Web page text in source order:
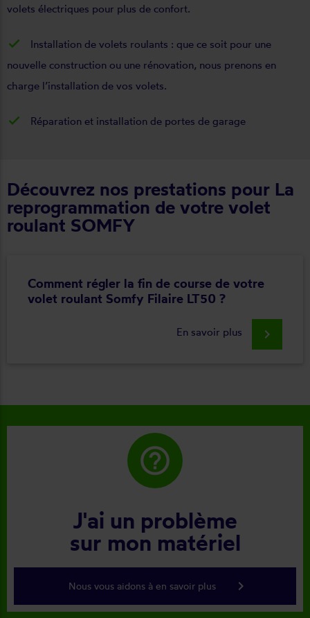
volets électriques pour plus de confort.
Installation de volets roulants : que ce soit pour une
nouvelle construction ou une rénovation, nous prenons en
charge l’installation de vos volets.
Réparation et installation de portes de garage
Découvrez nos prestations pour La
reprogrammation de votre volet
roulant SOMFY
Comment régler la fin de course de votre
volet roulant Somfy Filaire LT50 ?
En savoir plus keyboard_arrow_right
help_outline
J'ai un problème
sur mon matériel
Nous vous aidons à en savoir plus keyboard_arrow_right